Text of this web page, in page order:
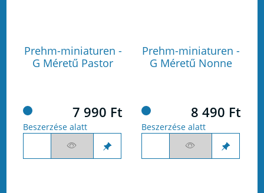
Prehm-miniaturen -
G Méretű Pastor
7 990 Ft
Beszerzése alatt
Prehm-miniaturen -
G Méretű Nonne
8 490 Ft
Beszerzése alatt